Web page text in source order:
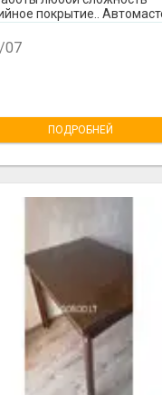
покрытие..
07
ПОДРОБНЕЙ